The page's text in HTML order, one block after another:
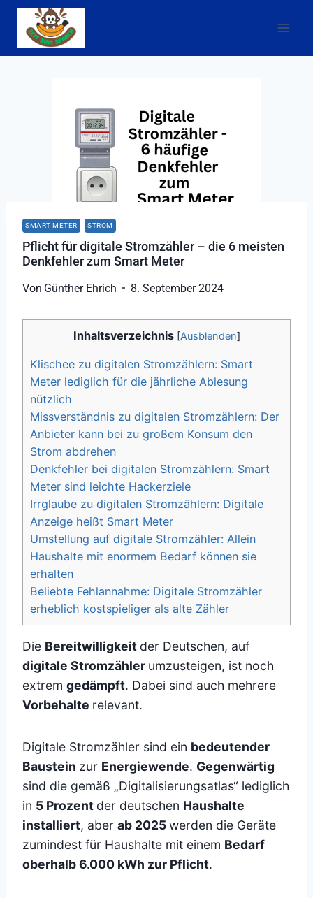
Zum
Inhalt
springen
SMART METER STROM
Pflicht für digitale Stromzähler – die 6 meisten
Denkfehler zum Smart Meter
Von Günther Ehrich 8. September 2024
Inhaltsverzeichnis [Ausblenden]
Klischee zu digitalen Stromzählern: Smart
Meter lediglich für die jährliche Ablesung
nützlich
Missverständnis zu digitalen Stromzählern: Der
Anbieter kann bei zu großem Konsum den
Strom abdrehen
Denkfehler bei digitalen Stromzählern: Smart
Meter sind leichte Hackerziele
Irrglaube zu digitalen Stromzählern: Digitale
Anzeige heißt Smart Meter
Umstellung auf digitale Stromzähler: Allein
Haushalte mit enormem Bedarf können sie
erhalten
Beliebte Fehlannahme: Digitale Stromzähler
erheblich kostspieliger als alte Zähler
Die Bereitwilligkeit der Deutschen, auf
digitale Stromzähler umzusteigen, ist noch
extrem gedämpft. Dabei sind auch mehrere
Vorbehalte relevant.
Digitale Stromzähler sind ein bedeutender
Baustein zur Energiewende. Gegenwärtig
sind die gemäß „Digitalisierungsatlas“ lediglich
in 5 Prozent der deutschen Haushalte
installiert, aber ab 2025werden die Geräte
zumindest für Haushalte mit einem Bedarf
oberhalb 6.000 kWh zur Pflicht.